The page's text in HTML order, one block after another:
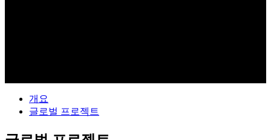
개요
글로벌 프로젝트